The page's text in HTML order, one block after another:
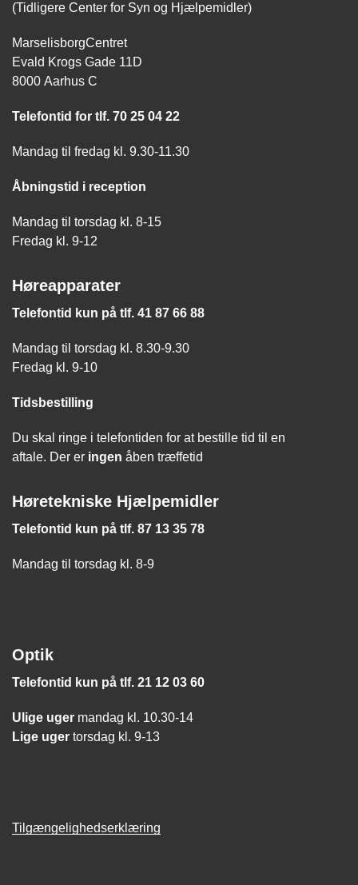
(Tidligere Center for Syn og Hjælpemidler)
MarselisborgCentret
Evald Krogs Gade 11D
8000 Aarhus C
Telefontid for tlf. 70 25 04 22
Mandag til fredag kl. 9.30-11.30
Åbningstid i reception
Mandag til torsdag kl. 8-15
Fredag kl. 9-12
Høreapparater
Telefontid kun på tlf. 41 87 66 88
Mandag til torsdag kl. 8.30-9.30
Fredag kl. 9-10
Tidsbestilling
Du skal ringe i telefontiden for at bestille tid til en
aftale. Der er ingen åben træffetid
Høretekniske Hjælpemidler
Telefontid kun på tlf. 87 13 35 78
Mandag til torsdag kl. 8-9
Optik
Telefontid kun på tlf. 21 12 03 60
Ulige uger mandag kl. 10.30-14
Lige uger torsdag kl. 9-13
Tilgængelighedserklæring